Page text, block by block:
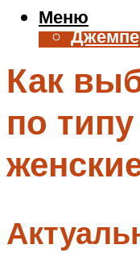
Жилет
Меню
Меню
Как
по